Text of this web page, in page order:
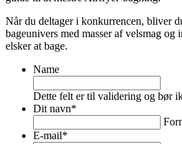
Når du deltager i konkurrencen, bliver
bageunivers med masser af velsmag og
elsker at bage.
Name
Dette felt er til validering og bør
Dit navn*
E-mail*